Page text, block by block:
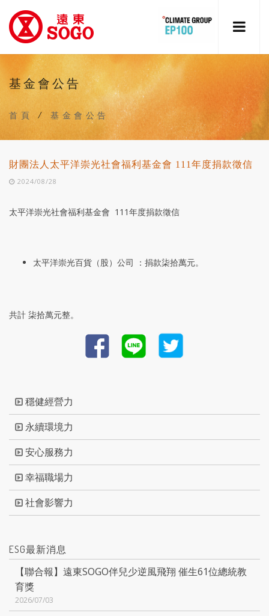
基金會公告
首頁 /基金會公告
財團法人太平洋崇光社會福利基金會 111年度捐款徵信
2024/08/28
太平洋崇光社會福利基金會 111年度捐款徵信
太平洋崇光百貨（股）公司 ：捐款柒拾萬元。
共計 柒拾萬元整。
穩健經營力
永續環境力
安心服務力
幸福職場力
社會影響力
ESG最新消息
【聯合報】遠東SOGO伴兒少逆風飛翔 催生61位總統教
育獎
2026/07/03